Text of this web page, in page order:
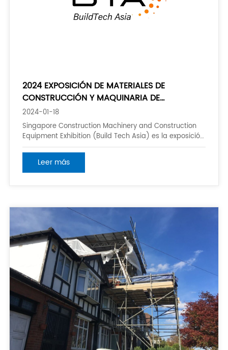
2024 EXPOSICIÓN DE MATERIALES DE
CONSTRUCCIÓN Y MAQUINARIA DE
CONSTRUCCIÓN DE SINGAPUR
2024-01-18
Singapore Construction Machinery and Construction
Equipment Exhibition (Build Tech Asia) es la exposición
de maquinaria de construcción y equipos de
construcción más grande e influyente de Singapur.
Debido a su popularidad, los organizadores decidieron
Leer más